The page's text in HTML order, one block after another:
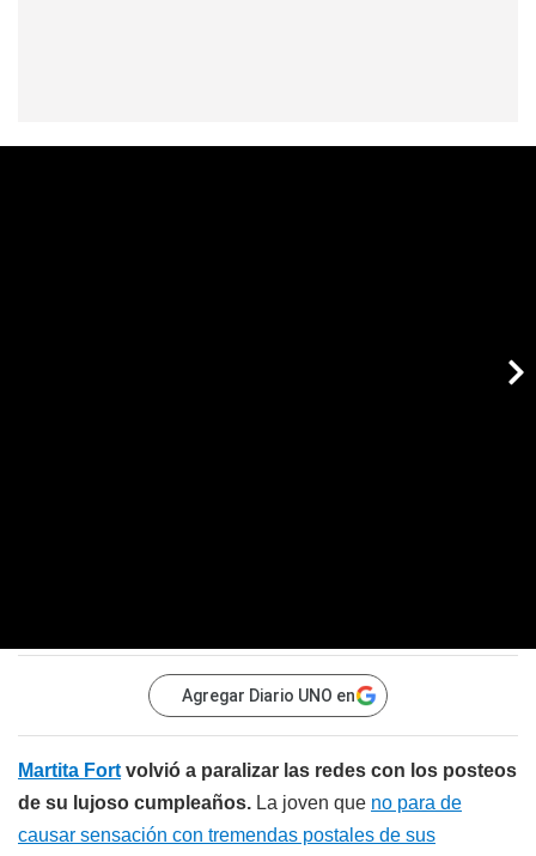
Agregar Diario UNO en
Martita Fortvolvió a paralizar las redes con los posteos
de su lujoso cumpleaños. La joven que no para de
causar sensación con tremendas postales de sus